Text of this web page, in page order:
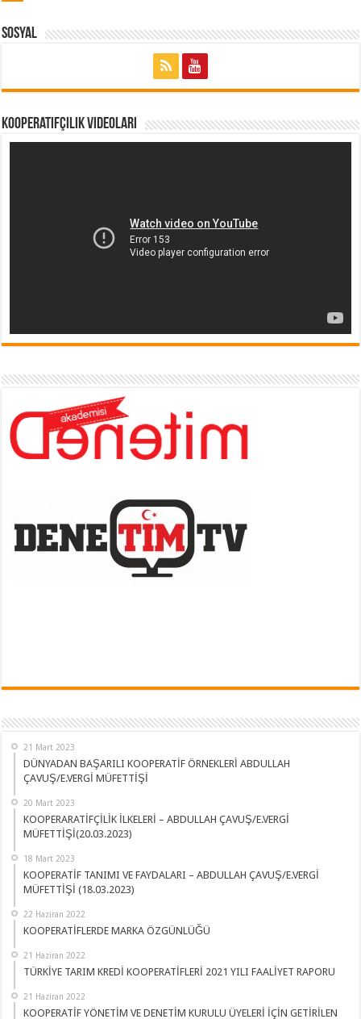
Sosyal
Kooperatifçilik Videoları
21 Mart 2023
DÜNYADAN BAŞARILI KOOPERATİF ÖRNEKLERİ ABDULLAH
ÇAVUŞ/E.VERGİ MÜFETTİŞİ
20 Mart 2023
KOOPERARATİFÇİLİK İLKELERİ – ABDULLAH ÇAVUŞ/E.VERGİ
MÜFETTİŞİ(20.03.2023)
18 Mart 2023
KOOPERATİF TANIMI VE FAYDALARI – ABDULLAH ÇAVUŞ/E.VERGİ
MÜFETTİŞİ (18.03.2023)
22 Haziran 2022
KOOPERATİFLERDE MARKA ÖZGÜNLÜĞÜ
21 Haziran 2022
TÜRKİYE TARIM KREDİ KOOPERATİFLERİ 2021 YILI FAALİYET RAPORU
21 Haziran 2022
KOOPERATİF YÖNETİM VE DENETİM KURULU ÜYELERİ İÇİN GETİRİLEN